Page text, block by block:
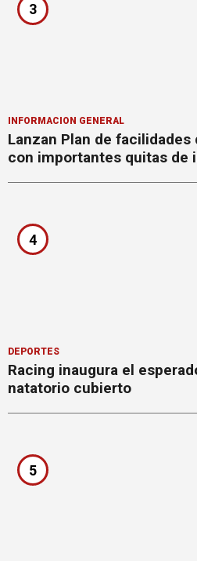
3
INFORMACION GENERAL
Lanzan Plan de facilidades
con importantes quitas de
4
DEPORTES
Racing inaugura el
natatorio cubierto
5